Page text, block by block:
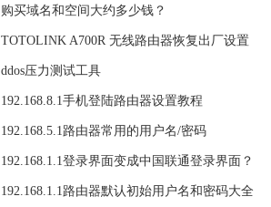
购买域名和空间大约多少钱？
TOTOLINK A700R 无线路由器恢复出厂设置
ddos压力测试工具
192.168.8.1手机登陆路由器设置教程
192.168.5.1路由器常用的用户名/密码
192.168.1.1登录界面变成中国联通登录界面？
192.168.1.1路由器默认初始用户名和密码大全